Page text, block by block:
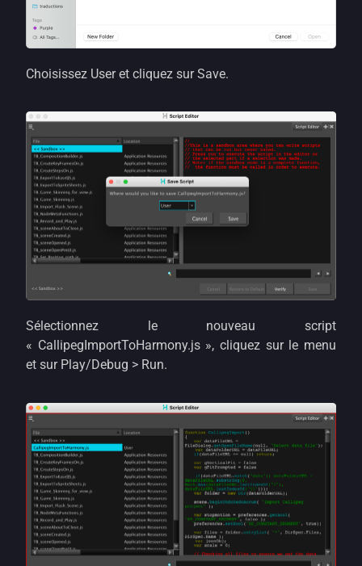
Choisissez User et cliquez sur Save.
Sélectionnez le nouveau script
« CallipegImportToHarmony.js », cliquez sur le menu
et sur Play/Debug > Run.